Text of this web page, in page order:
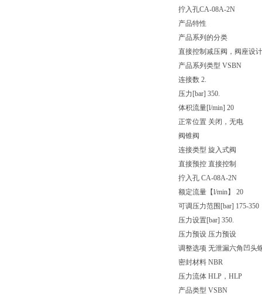
拧入孔CA-08A-2N
产品特性
产品系列的分类
直接控制减压阀，阀座设计
产品系列类型 VSBN
连接数 2.
压力[bar] 350.
体积流量[l/min] 20
正常位置 关闭，无电
阀锥阀
连接类型 旋入式阀
直接预控 直接控制
拧入孔 CA-08A-2N
额定流量【l/min】 20
可调压力范围[bar] 175-350
压力设置[bar] 350.
压力预设 压力预设
调整选项 无泄漏六角凹头
密封材料 NBR
压力流体 HLP，HLP
产品类型 VSBN